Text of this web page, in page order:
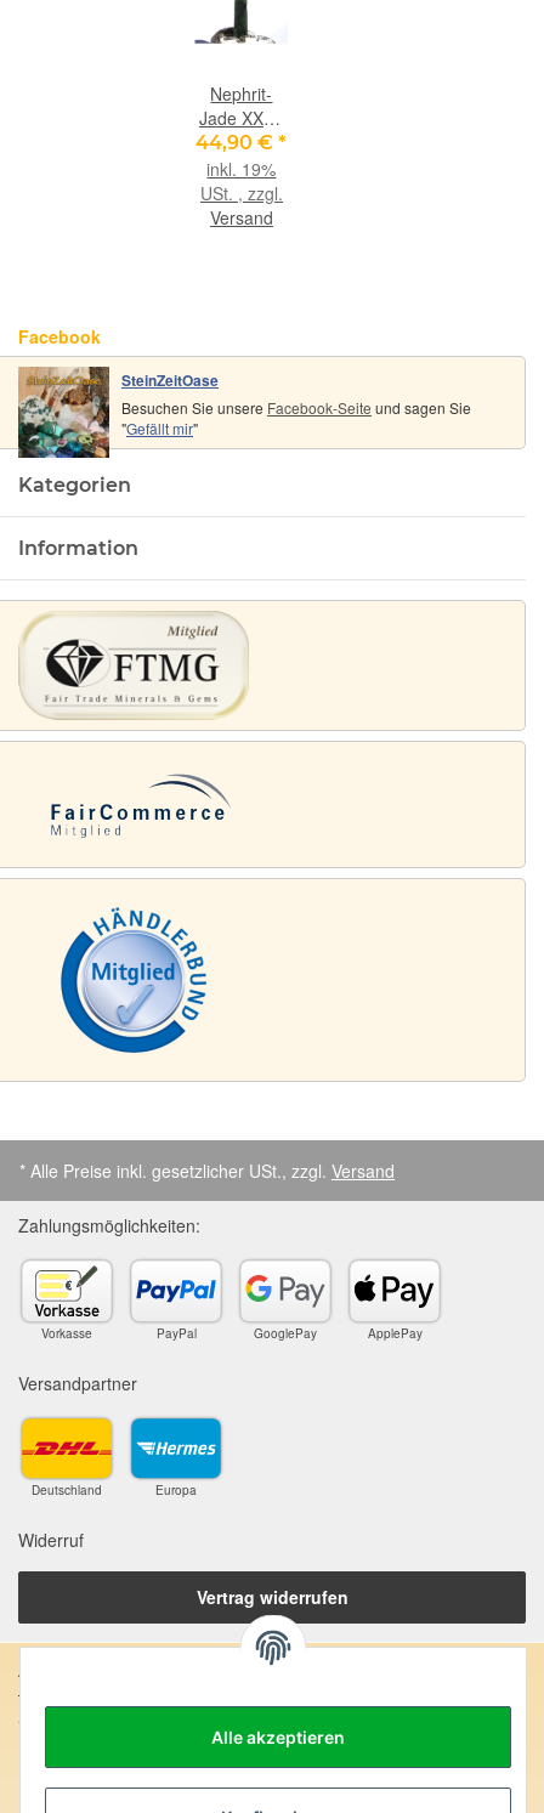
Alle akzeptieren
Nephrit-
Jade XXXL
Schmuckstein
/
Scheibenstein
gebohrt
x 1,7 cm x 1
44,90 €*
inkl. 19%
USt. , zzgl.
Versand
Facebook
SteinZeitOase
Besuchen Sie unsere Facebook-Seite und sagen Sie
"Gefällt mir"
Kategorien
Information
* Alle Preise inkl. gesetzlicher USt., zzgl. Versand
Zahlungsmöglichkeiten:
Vorkasse PayPal GooglePay ApplePay
Versandpartner
Deutschland Europa
Widerruf
Vertrag widerrufen
Anschrift:
SteinZeitOase
Uhlandstr. 7
D-75391 Gechingen